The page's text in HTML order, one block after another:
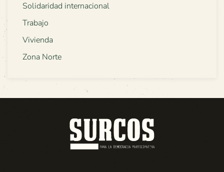
Solidaridad internacional
Trabajo
Vivienda
Zona Norte